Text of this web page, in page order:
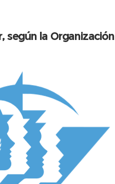
según la